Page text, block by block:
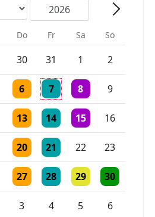
Do Fr Sa So
30
Einzelne Veranstaltung
31
Einzelne Veranstaltung
1 2
6
Einzelne Veranstaltung
7
Einzelne Veranstaltung
8
2 Veranstaltungen
9
13
Einzelne Veranstaltung
14
Einzelne Veranstaltung
15
Einzelne16
20
Einzelne Veranstaltung
21
Einzelne Veranstaltung
22 23
27
Einzelne Veranstaltung
28
Einzelne Veranstaltung
29
Einzelne30
Einzelne
3
Einzelne Veranstaltung
4
Einzelne Veranstaltung
5 6